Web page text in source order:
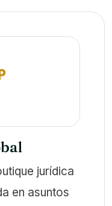
jurídica
en asuntos